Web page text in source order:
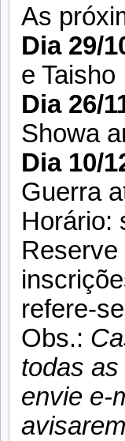
As
Dia 29/
e Taisho
Dia 26/
Showa
Dia 10/
Guerra
Horário:
refere-
Obs.:
todas
envie e-